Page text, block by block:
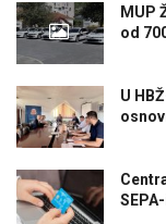
MUP
od
U